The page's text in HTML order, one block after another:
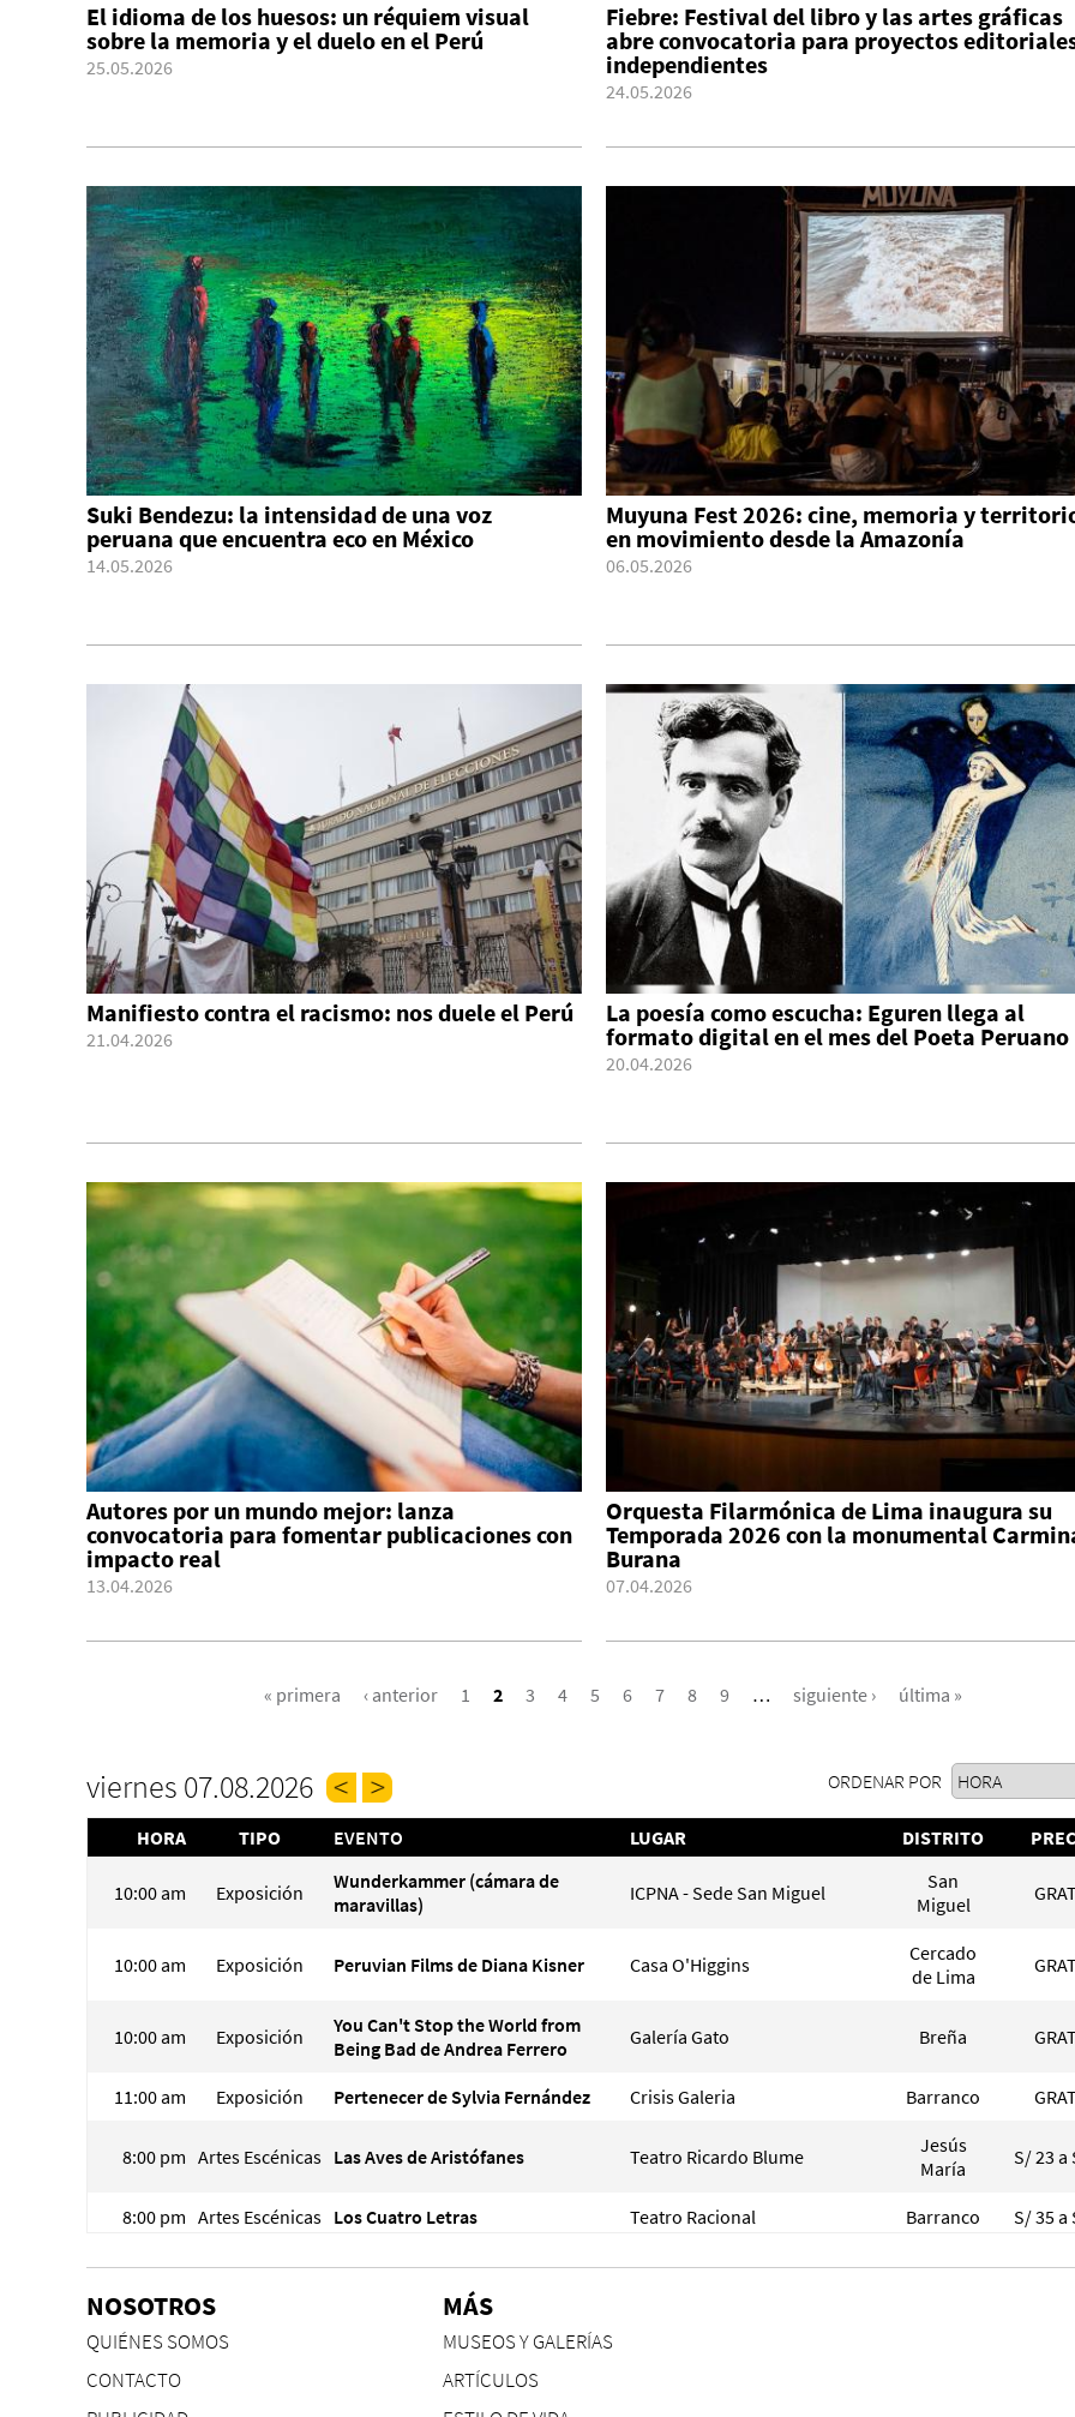
El idioma de los huesos: un réquiem visual
sobre la memoria y el duelo en el Perú
25.05.2026
Fiebre: Festival del libro y las artes gráficas
abre convocatoria para proyectos
independientes
24.05.2026
Suki Bendezu: la intensidad de una voz
peruana que encuentra eco en México
14.05.2026
Muyuna Fest 2026: cine, memoria y
en movimiento desde la Amazonía
06.05.2026
Manifiesto contra el racismo: nos duele el Perú
21.04.2026
La poesía como escucha: Eguren llega al
formato digital en el mes del Poeta Peruano
20.04.2026
Autores por un mundo mejor: lanza
convocatoria para fomentar publicaciones con
impacto real
13.04.2026
Orquesta Filarmónica de Lima inaugura su
Temporada 2026 con la monumental
Burana
07.04.2026
« primera ‹ anterior 1 2 3 4 5 6 7 8 9 … siguiente › última »
viernes 07.08.2026 ORDENAR POR
HORA TIPO EVENTO LUGAR DISTRITO
10:00 am Exposición
Wunderkammer (cámara de
maravillas)
ICPNA - Sede San Miguel
San
Miguel
10:00 am Exposición Peruvian Films de Diana Kisner Casa O'Higgins
Cercado
de Lima
10:00 am Exposición
You Can't Stop the World from
Being Bad de Andrea Ferrero
Galería Gato Breña
11:00 am Exposición Pertenecer de Sylvia Fernández Crisis Galeria Barranco
8:00 pm Artes Escénicas Las Aves de Aristófanes Teatro Ricardo Blume
Jesús
María
S/ 23 a
8:00 pm Artes Escénicas Los Cuatro Letras Teatro Racional Barranco S/ 35 a
AAA Asociación de Artistas
Cercado
NOSOTROS
QUIÉNES SOMOS
CONTACTO
MÁS
MUSEOS Y GALERÍAS
ARTÍCULOS